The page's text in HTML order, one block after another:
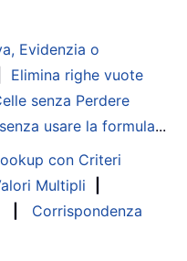
Evidenzia o
Elimina righe vuote
senza Perdere
usare la formula...
con Criteri
Multipli
Corrispondenza